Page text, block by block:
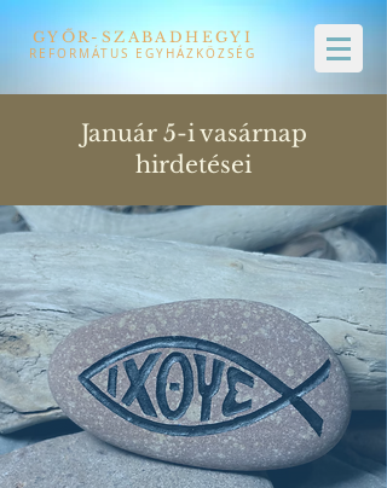
GYŐR-SZABADHEGYI
REFORMÁTUS EGYHÁZKÖZSÉG
Január 5-i vasárnap
hirdetései